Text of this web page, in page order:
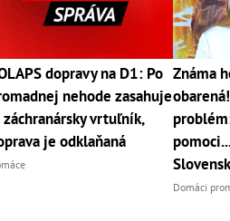
dopravy na D1: Po
nehode zasahuje
záchranársky vrtuľník,
je odklaňaná
Známa
Domáci